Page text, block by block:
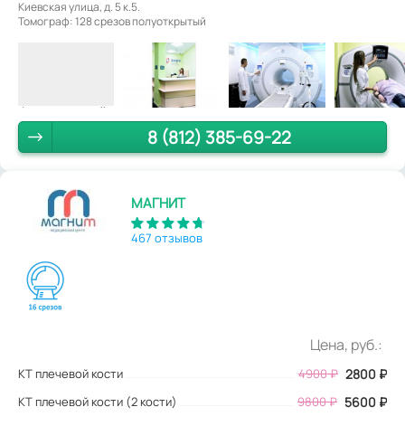
Киевская улица, д. 5 к.5.
Томограф: 128 срезов полуоткрытый
8 (812) 385-69-22
МАГНИТ
467 отзывов
Цена, руб.:
КТ плечевой кости 4900₽ 2800 ₽
КТ плечевой кости (2 кости) 9800 ₽ 5600 ₽